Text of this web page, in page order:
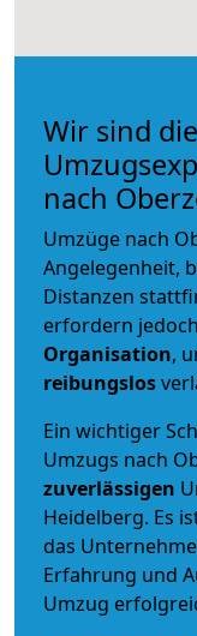
Wir sind
nach
Umzüge nach
Angelegenheit,
Distanzen
erfordern
Organisation,
reibungslos
Ein wichtiger
Umzugs nach
zuverlässigen
Heidelberg. Es
das
Erfahrung und
Umzug